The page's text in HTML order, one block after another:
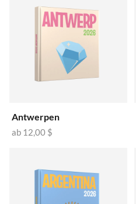
Antwerpen
ab 12,00 $